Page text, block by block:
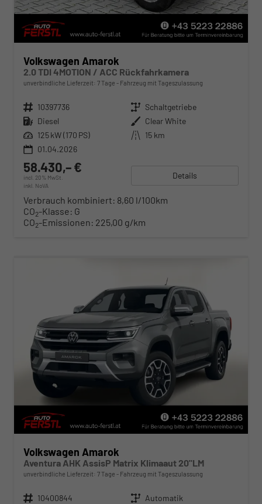
Volkswagen Amarok
2.0 TDI 4MOTION / ACC Rückfahrkamera
unverbindliche Lieferzeit: 7 Tage Fahrzeug mit Tageszulassung
Fahrzeugnr. 10397736 Getriebe Schaltgetriebe
Kraftstoff Diesel Außenfarbe Clear White
Leistung 125 kW (170 PS) Kilometerstand 15 km
01.04.2026
58.430,– €
incl. 20% MwSt.
inkl. NoVA
Details
Verbrauch kombiniert: 8,60 l/100km
CO2-Klasse: G
CO2-Emissionen: 225,00 g/km
Volkswagen Amarok
Aventura AHK AssisP Matrix Klimaaut 20"LM
unverbindliche Lieferzeit: 7 Tage Fahrzeug mit Tageszulassung
Fahrzeugnr. 10400844 Getriebe Automatik